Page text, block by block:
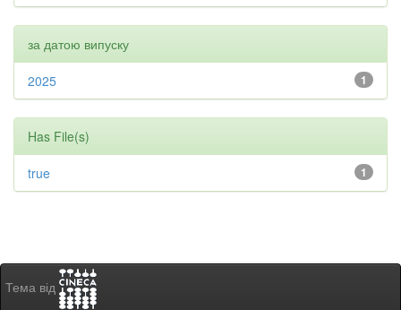
за датою випуску
1
2025
Has File(s)
1
true
Тема від